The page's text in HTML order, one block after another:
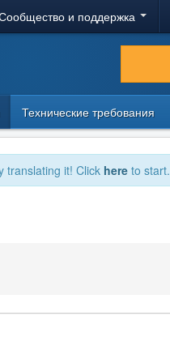
и поддержка
Технические требования
translating it! Click here to start.